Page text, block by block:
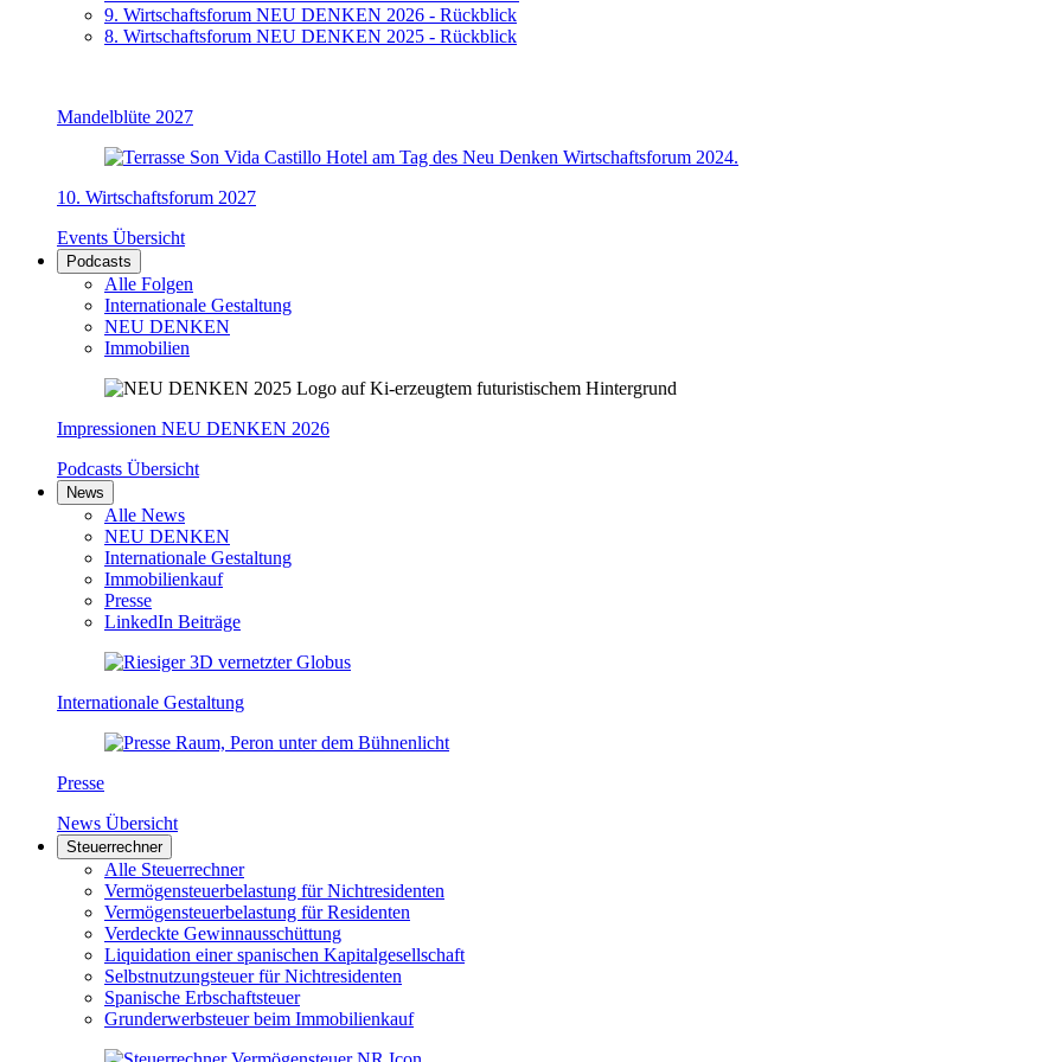
9. Wirtschaftsforum NEU DENKEN 2026 - Rückblick
8. Wirtschaftsforum NEU DENKEN 2025 - Rückblick
Mandelblüte 2027
10. Wirtschaftsforum 2027
Events Übersicht
Podcasts
Alle Folgen
Internationale Gestaltung
NEU DENKEN
Immobilien
Impressionen NEU DENKEN 2026
Podcasts Übersicht
News
Alle News
NEU DENKEN
Internationale Gestaltung
Immobilienkauf
Presse
LinkedIn Beiträge
Internationale Gestaltung
Presse
News Übersicht
Steuerrechner
Alle Steuerrechner
Vermögensteuerbelastung für Nichtresidenten
Vermögensteuerbelastung für Residenten
Verdeckte Gewinnausschüttung
Liquidation einer spanischen Kapitalgesellschaft
Selbstnutzungsteuer für Nichtresidenten
Spanische Erbschaftsteuer
Grunderwerbsteuer beim Immobilienkauf